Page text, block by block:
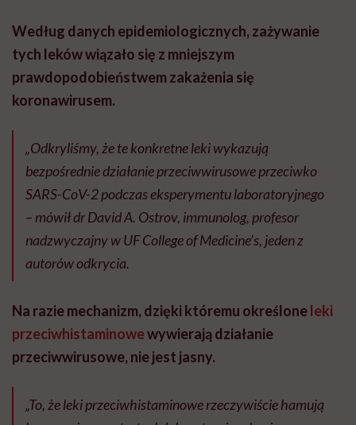
Według danych epidemiologicznych, zażywanie
tych leków wiązało się z mniejszym
prawdopodobieństwem zakażenia się
koronawirusem.
„Odkryliśmy, że te konkretne leki wykazują
bezpośrednie działanie przeciwwirusowe przeciwko
SARS-CoV-2 podczas eksperymentu laboratoryjnego
– mówił dr David A. Ostrov, immunolog, profesor
nadzwyczajny w UF College of Medicine’s, jeden z
autorów odkrycia.
Na razie mechanizm, dzięki któremu określoneleki
przeciwhistaminowewywierają działanie
przeciwwirusowe, nie jest jasny.
„To, że leki przeciwhistaminowe rzeczywiście hamują